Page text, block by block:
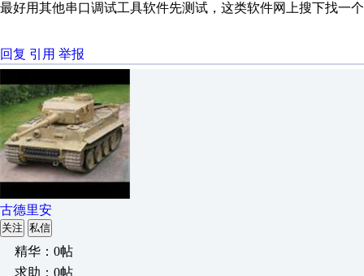
最好用其他串口调试工具软件先测试，这类软件网上搜下找一
回复 引用 举报
古德里安
关注 私信
精华：0帖
求助：0帖